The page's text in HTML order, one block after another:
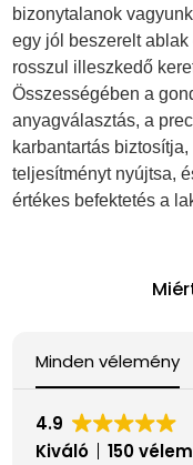
bizonytalanok
egy jól beszerelt
rosszul illeszkedő
Összességében a
anyagválasztás, a
karbantartás
teljesítményt nyújtsa,
értékes befektetés a
Minden vélemény
4.9
Kiváló
150